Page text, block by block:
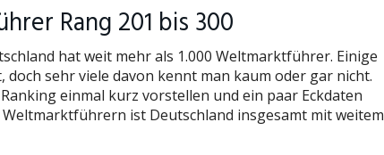
Rang 201 bis 300
hat weit mehr als 1.000 Weltmarktführer. Einige
sehr viele davon kennt man kaum oder gar nicht.
einmal kurz vorstellen und ein paar Eckdaten
ist Deutschland insgesamt mit weitem